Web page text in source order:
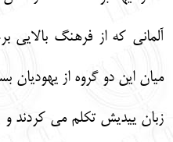
آلماني كه از فرهنگ بالايي
ميان اين دو گروه از يهوديان
زبان ييديش تكلم مي كردند و